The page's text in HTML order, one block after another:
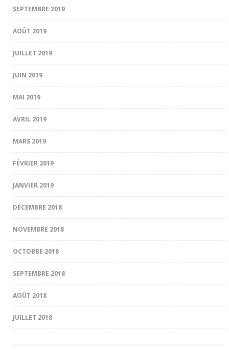
SEPTEMBRE 2019
AOÛT 2019
JUILLET 2019
JUIN 2019
MAI 2019
AVRIL 2019
MARS 2019
FÉVRIER 2019
JANVIER 2019
DÉCEMBRE 2018
NOVEMBRE 2018
OCTOBRE 2018
SEPTEMBRE 2018
AOÛT 2018
JUILLET 2018